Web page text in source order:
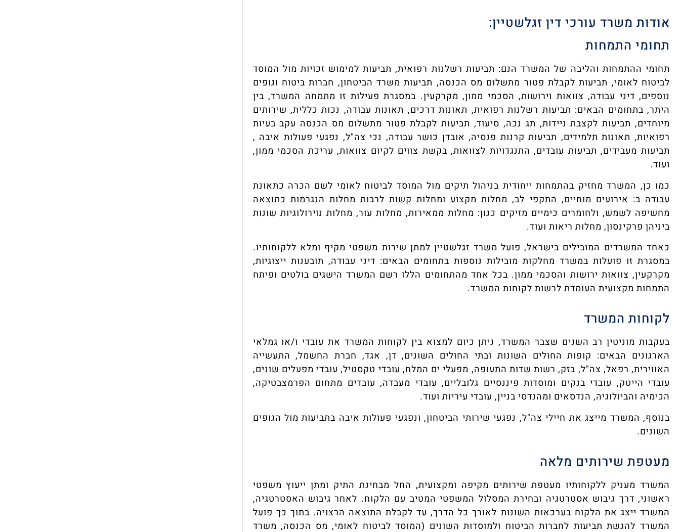
אודות משרד עורכי דין זגלשטיין:
תחומי התמחות
תחומי ההתמחות והליבה של המשרד הנם: תביעות רשלנות רפואית, תביעות למימוש זכויות מול המוסד
לביטוח לאומי, תביעות לקבלת פטור מתשלום מס הכנסה, תביעות משרד הביטחון, חברות ביטוח וגופים
נוספים, דיני עבודה, צוואות וירושות, הסכמי ממון, מקרקעין. במסגרת פעילות זו מתמחה המשרד, בין
היתר, בתחומים הבאים: תביעות רשלנות רפואית, תאונות דרכים, תאונות עבודה, נכות כללית, שירותים
מיוחדים, תביעות לקצבת ניידות, תג נכה, סיעוד, תביעות לקבלת פטור מתשלום מס הכנסה עקב בעיות
רפואיות, תאונות תלמידים, תביעות קרנות פנסיה, אובדן כושר עבודה, נכי צה"ל, נפגעי פעולות איבה ,
תביעות מעבידים, תביעות עובדים, התנגדויות לצוואות, בקשת צווים לקיום צוואות, עריכת הסכמי ממון,
ועוד.
כמו כן, המשרד מחזיק בהתמחות ייחודית בניהול תיקים מול המוסד לביטוח לאומי לשם הכרה כתאונת
עבודה ב: אירועים מוחיים, התקפי לב, מחלות מקצוע ומחלות קשות לרבות מחלות הנגרמות כתוצאה
מחשיפה לשמש, ולחומרים כימיים מזיקים כגון: מחלות ממאירות, מחלות עור, מחלות נוירולוגיות שונות
ביניהן פרקינסון, מחלות ריאות ועוד.
כאחד המשרדים המובילים בישראל, פועל משרד זגלשטיין למתן שירות משפטי מקיף ומלא ללקוחותיו.
במסגרת זו פועלות במשרד מחלקות מובילות נוספות בתחומים הבאים: דיני עבודה, תובענות ייצוגיות,
מקרקעין, צוואות ירושות והסכמי ממון. בכל אחד מהתחומים הללו רשם המשרד הישגים בולטים ופיתח
התמחות מקצועית העומדת לרשות לקוחות המשרד.
לקוחות המשרד
בעקבות מוניטין רב השנים שצבר המשרד, ניתן כיום למצוא בין לקוחות המשרד את עובדי ו/או גמלאי
הארגונים הבאים: קופות החולים השונות ובתי החולים השונים, דן, אגד, חברת החשמל, התעשייה
האווירית, רפאל, צה"ל, בזק, רשות שדות התעופה, מפעלי ים המלח, עובדי טקסטיל, עובדי מפעלים שונים,
עובדי הייטק, עובדי בנקים ומוסדות פיננסיים גלובליים, עובדי מעבדה, עובדים מתחום הפרמצבטיקה,
הכימיה והביולוגיה, הנדסאים ומהנדסי בניין, עובדי עיריות ועוד.
בנוסף, המשרד מייצג את חיילי צה"ל, נפגעי שירותי הביטחון, ונפגעי פעולות איבה בתביעות מול הגופים
השונים.
מעטפת שירותים מלאה
המשרד מעניק ללקוחותיו מעטפת שירותים מקיפה ומקצועית, החל מבחינת התיק ומתן ייעוץ משפטי
ראשוני, דרך גיבוש אסטרטגיה ובחירת המסלול המשפטי המטיב עם הלקוח. לאחר גיבוש האסטרטגיה,
המשרד ייצג את הלקוח בערכאות השונות לאורך כל הדרך, עד לקבלת התוצאה הרצויה. בתוך כך פועל
המשרד להגשת תביעות לחברות הביטוח ולמוסדות השונים (המוסד לביטוח לאומי, מס הכנסה, משרד